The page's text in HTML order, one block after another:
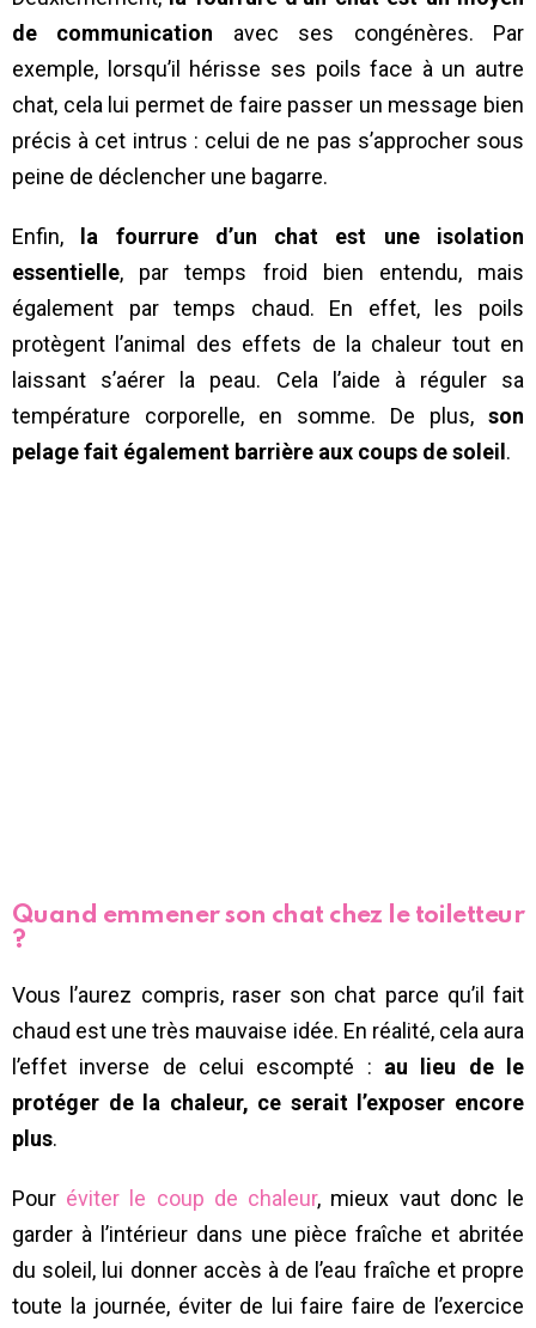
de communication avec ses congénères. Par
exemple, lorsqu’il hérisse ses poils face à un autre
chat, cela lui permet de faire passer un message bien
précis à cet intrus : celui de ne pas s’approcher sous
peine de déclencher une bagarre.
Enfin,
la fourrure d’un chat est une isolation
essentielle, par temps froid bien entendu, mais
également par temps chaud. En effet, les poils
protègent l’animal des effets de la chaleur tout en
laissant s’aérer la peau. Cela l’aide à réguler sa
température corporelle, en somme. De plus, son
pelage fait également barrière aux coups de soleil .
Quand emmener son chat chez le toiletteur
?
Vous l’aurez compris, raser son chat parce qu’il fait
chaud est une très mauvaise idée. En réalité, cela aura
l’effet inverse de celui escompté : au lieu de le
protéger de la chaleur, ce serait l’exposer encore
plus.
Pour éviter le coup de chaleur, mieux vaut donc le
garder à l’intérieur dans une pièce fraîche et abritée
du soleil, lui donner accès à de l’eau fraîche et propre
toute la journée, éviter de lui faire faire de l’exercice